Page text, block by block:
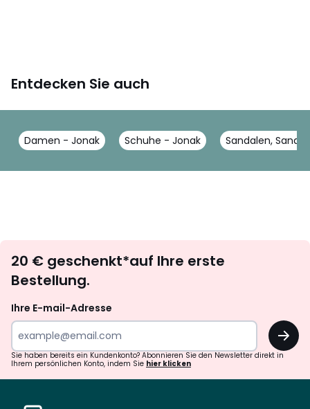
Entdecken Sie auch
Damen - Jonak Schuhe - Jonak Sandalen,
abonnieren
20 € geschenkt*auf Ihre erste
Bestellung.
Ihre E-mail-Adresse
OK
Sie haben bereits ein Kundenkonto? Abonnieren Sie den Newsletter direkt in
Ihrem persönlichen Konto, indem Sie hier klicken